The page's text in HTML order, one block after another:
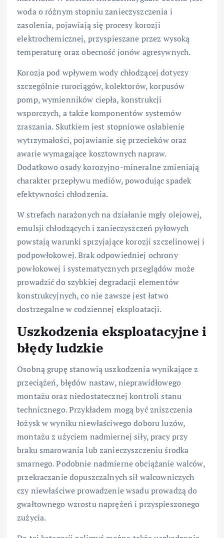
woda o różnym stopniu zanieczyszczenia i
zasolenia, pojawiają się procesy korozji
elektrochemicznej, przyspieszane przez wysoką
temperaturę oraz obecność jonów agresywnych.
Korozja pod wpływem wody chłodzącej dotyczy
szczególnie rurociągów, kolektorów, korpusów
pomp, wymienników ciepła, konstrukcji
wsporczych, a także komponentów systemów
zraszania. Skutkiem jest stopniowe osłabienie
wytrzymałości, pojawianie się przecieków oraz
awarie wymagające kosztownych napraw.
Dodatkowo osady korozyjno-mineralne zmieniają
charakter przepływu mediów, powodując spadek
efektywności chłodzenia.
W strefach narażonych na działanie mgły olejowej,
emulsji chłodzących i zanieczyszczeń pyłowych
powstają warunki sprzyjające korozji szczelinowej i
podpowłokowej. Brak odpowiedniej ochrony
powłokowej i systematycznych przeglądów może
prowadzić do szybkiej degradacji elementów
konstrukcyjnych, co nie zawsze jest łatwo
dostrzegalne w codziennej eksploatacji.
Uszkodzenia eksploatacyjne i
błędy ludzkie
Osobną grupę stanowią uszkodzenia wynikające z
przeciążeń, błędów nastaw, nieprawidłowego
montażu oraz niedostatecznej kontroli stanu
technicznego. Przykładem mogą być zniszczenia
łożysk w wyniku niewłaściwego doboru luzów,
montażu z użyciem nadmiernej siły, pracy przy
braku smarowania lub zanieczyszczeniu środka
smarnego. Podobnie nadmierne obciążanie walców,
przekraczanie dopuszczalnych sił walcowniczych
czy niewłaściwe prowadzenie wsadu prowadzą do
gwałtownego wzrostu naprężeń i przyspieszonego
zużycia.